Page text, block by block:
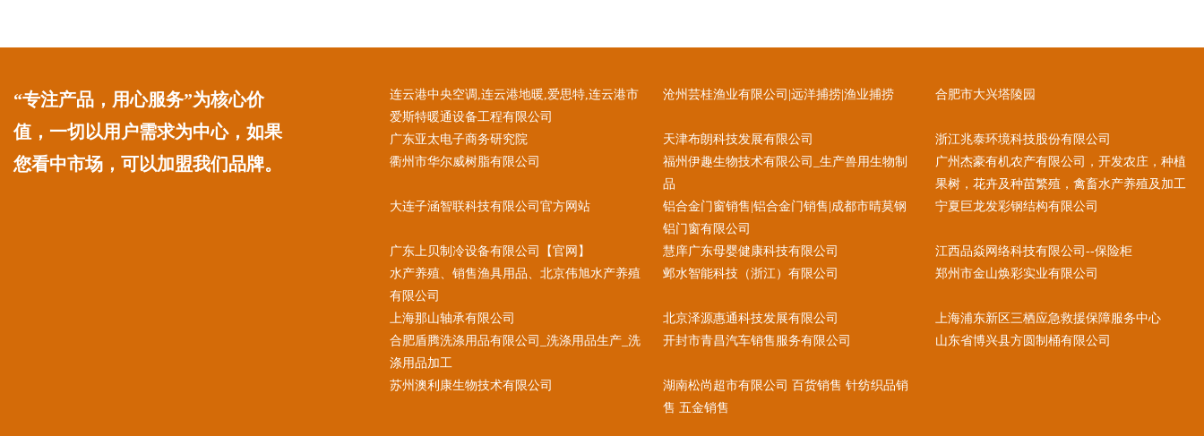
“专注产品，用心服务”为核心价
值，一切以用户需求为中心，如果
您看中市场，可以加盟我们品牌。
连云港中央空调,连云港地暖,爱思特,连云港市
爱斯特暖通设备工程有限公司
沧州芸桂渔业有限公司|远洋捕捞|渔业捕捞 合肥市大兴塔陵园
广东亚太电子商务研究院 天津布朗科技发展有限公司
浙江兆泰环境科技股份有限公司
衢州市华尔威树脂有限公司
福州伊趣生物技术有限公司_生产兽用生物制
品
广州杰豪有机农产有限公司，开发农庄，种植
果树，花卉及种苗繁殖，禽畜水产养殖及加工
大连子涵智联科技有限公司官方网站
铝合金门窗销售|铝合金门销售|成都市晴莫钢
铝门窗有限公司
宁夏巨龙发彩钢结构有限公司
广东上贝制冷设备有限公司【官网】 慧庠广东母婴健康科技有限公司
江西品焱网络科技有限公司--保险柜
水产养殖、销售渔具用品、北京伟旭水产养殖
有限公司
邺水智能科技（浙江）有限公司 郑州市金山焕彩实业有限公司
上海那山轴承有限公司 北京泽源惠通科技发展有限公司
上海浦东新区三栖应急救援保障服务中心
合肥盾腾洗涤用品有限公司_洗涤用品生产_洗
涤用品加工
开封市青昌汽车销售服务有限公司 山东省博兴县方圆制桶有限公司
苏州澳利康生物技术有限公司
湖南松尚超市有限公司 百货销售 针纺织品销
售 五金销售